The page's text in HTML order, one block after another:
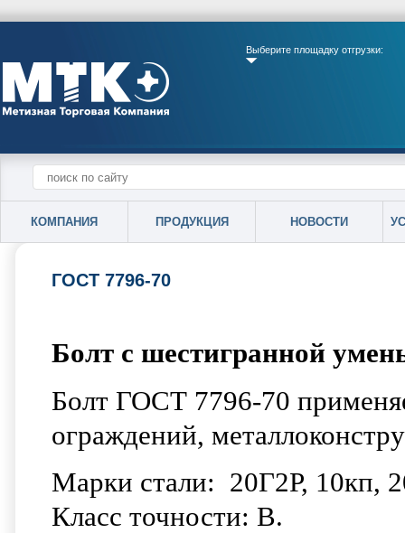
Выберите площадку отгрузки:
КОМПАНИЯ ПРОДУКЦИЯ НОВОСТИ
ГОСТ 7796-70
Болт с шестигранной
Болт ГОСТ 7796-70
ограждений,
Марки стали: 20Г2Р, 10кп,
Класс точности: B.